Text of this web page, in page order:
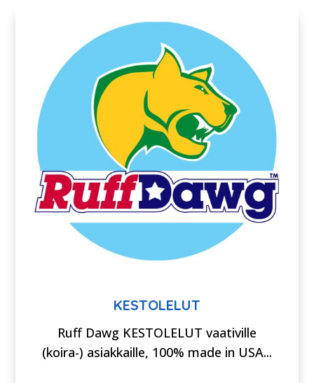
KESTOLELUT
Ruff Dawg KESTOLELUT vaativille
(koira-) asiakkaille, 100% made in USA...